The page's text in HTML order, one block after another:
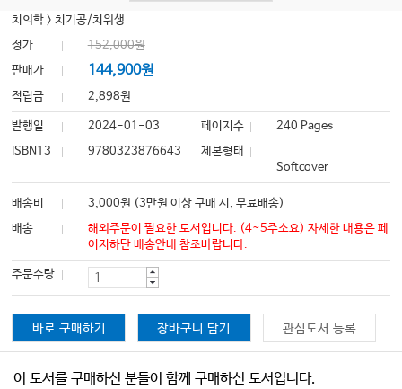
치의학 >치기공/치위생
정가
152,000원
판매가
144,900원
적립금 2,898원
발행일 2024-01-03 페이지수
240 Pages
ISBN13
9780323876643
제본형태
Softcover
배송비
3,000원 (3만원 이상 구매 시, 무료배송)
배송
해외주문이 필요한 도서입니다. (4~5주소요) 자세한 내용은 페
이지하단 배송안내 참조바랍니다.
주문수량
바로 구매하기 장바구니 담기 관심도서 등록
이 도서를 구매하신 분들이 함께 구매하신 도서입니다.